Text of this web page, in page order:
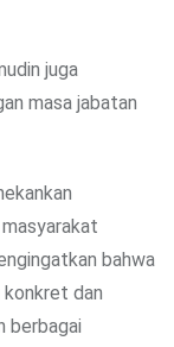
juga
masa jabatan
bahwa
konkret dan
berbagai